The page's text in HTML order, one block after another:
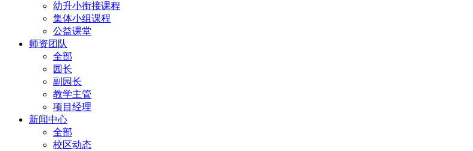
幼升小衔接课程
集体小组课程
公益课堂
师资团队
全部
园长
副园长
教学主管
项目经理
新闻中心
全部
校区动态